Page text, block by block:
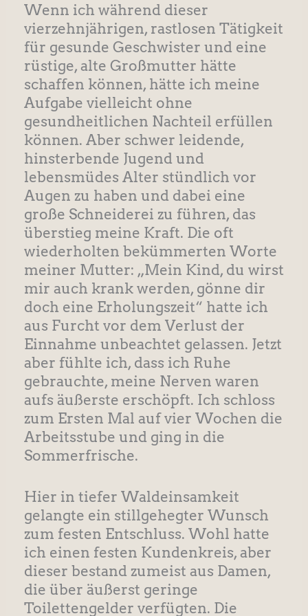
Wenn ich während dieser
vierzehnjährigen, rastlosen Tätigkeit
für gesunde Geschwister und eine
rüstige, alte Großmutter hätte
schaffen können, hätte ich meine
Aufgabe vielleicht ohne
gesundheitlichen Nachteil erfüllen
können. Aber schwer leidende,
hinsterbende Jugend und
lebensmüdes Alter stündlich vor
Augen zu haben und dabei eine
große Schneiderei zu führen, das
überstieg meine Kraft. Die oft
wiederholten bekümmerten Worte
meiner Mutter: „Mein Kind, du wirst
mir auch krank werden, gönne dir
doch eine Erholungszeit“ hatte ich
aus Furcht vor dem Verlust der
Einnahme unbeachtet gelassen. Jetzt
aber fühlte ich, dass ich Ruhe
gebrauchte, meine Nerven waren
aufs äußerste erschöpft. Ich schloss
zum Ersten Mal auf vier Wochen die
Arbeitsstube und ging in die
Sommerfrische.
Hier in tiefer Waldeinsamkeit
gelangte ein stillgehegter Wunsch
zum festen Entschluss. Wohl hatte
ich einen festen Kundenkreis, aber
dieser bestand zumeist aus Damen,
die über äußerst geringe
Toilettengelder verfügten. Die